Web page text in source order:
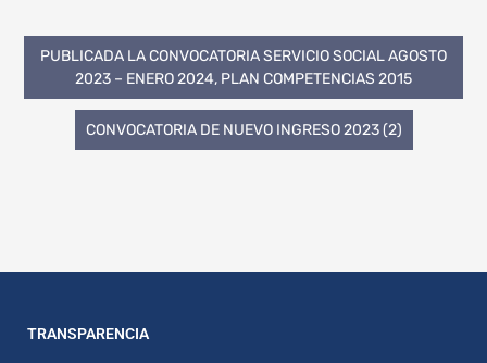
PUBLICADA LA CONVOCATORIA SERVICIO SOCIAL AGOSTO
2023 – ENERO 2024, PLAN COMPETENCIAS 2015
CONVOCATORIA DE NUEVO INGRESO 2023 (2)
TRANSPARENCIA